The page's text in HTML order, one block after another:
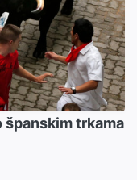
trkama